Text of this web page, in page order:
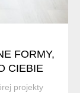
FORMY,
CIEBIE
projekty